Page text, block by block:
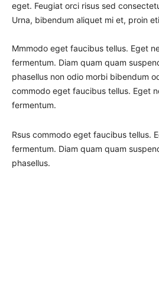
eget. Feugiat orci risus sed
Urna, bibendum aliquet mi et, proin
Mmmodo eget faucibus tellus. Eget
fermentum. Diam quam quam
phasellus non odio morbi bibendum
commodo eget faucibus tellus. Eget
fermentum.
Rsus commodo eget faucibus tellus.
fermentum. Diam quam quam
phasellus.